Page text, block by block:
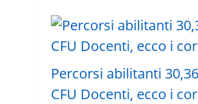
Percorsi abilitanti
CFU Docenti, ecco i